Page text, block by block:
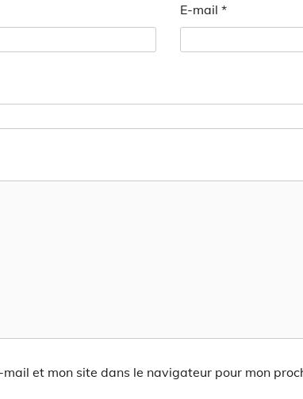
E-mail *
mail et mon site dans le navigateur pour mon